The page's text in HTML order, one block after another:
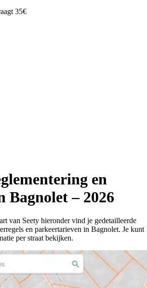
35€
en
Bagnolet – 2026
van Seety hieronder vind je gedetailleerde
en parkeertarieven in Bagnolet. Je kunt
per straat bekijken.